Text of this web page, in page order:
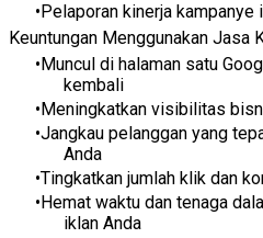
Pelaporan kinerja
Keuntungan Menggunakan Jasa
Muncul di halaman satu
kembali
Meningkatkan visibilitas
Jangkau pelanggan yang
Anda
Tingkatkan jumlah klik dan
Hemat waktu dan tenaga
iklan Anda